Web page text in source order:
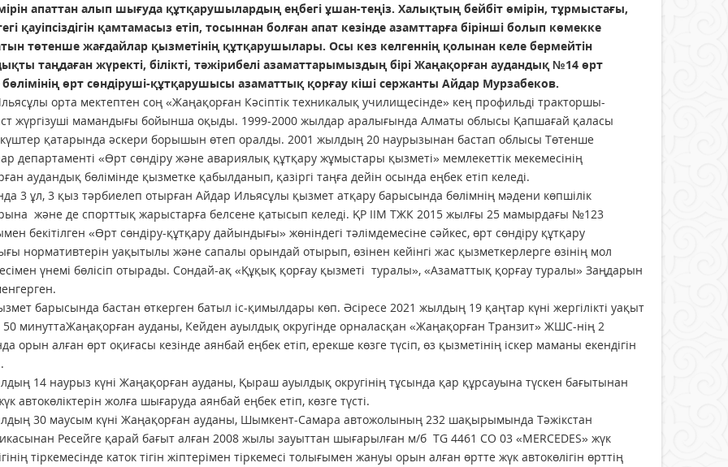
апаттан алып шығуда құтқарушылардың еңбегі ұшан-теңіз. Халықтың бейбіт өмірін, тұрмыстағы,
қауіпсіздігін қамтамасыз етіп, тосыннан болған апат кезінде азамттарға бірінші болып көмекке
төтенше жағдайлар қызметінің құтқарушылары. Осы кез келгеннің қолынан келе бермейтін
таңдаған жүректі, білікті, тәжірибелі азаматтарымыздың бірі Жаңақорған аудандық №14 өрт
бөлімінің өрт сөндіруші-құтқарушысы азаматтық қорғау кіші сержанты Айдар Мурзабеков.
орта мектептен соң «Жаңақорған Кәсіптік техникалық училищесінде» кең профильді тракторшы-
жүргізуші мамандығы бойынша оқыды. 1999-2000 жылдар аралығында Алматы облысы Қапшағай қаласы
қатарында әскери борышын өтеп оралды. 2001 жылдың 20 наурызынан бастап облысы Төтенше
департаменті «Өрт сөндіру және авариялық құтқару жұмыстары қызметі» мемлекеттік мекемесінің
аудандық бөлімінде қызметке қабылданып, қазіргі таңға дейін осында еңбек етіп келеді.
3 ұл, 3 қыз тәрбиелеп отырған Айдар Ильясұлы қызмет атқару барысында бөлімнің мәдени көпшілік
және де спорттық жарыстарға белсене қатысып келеді. ҚР ІІМ ТЖК 2015 жылғы 25 мамырдағы №123
бекітілген «Өрт сөндіру-құтқару дайындығы» жөніндегі тәлімдемесіне сәйкес, өрт сөндіру құтқару
нормативтерін уақытылы және сапалы орындай отырып, өзінен кейінгі жас қызметкерлерге өзінің мол
үнемі бөлісіп отырады. Сондай-ақ «Құқық қорғау қызметі туралы», «Азаматтық қорғау туралы» Заңдарын
барысында бастан өткерген батыл іс-қимылдары көп. Әсіресе 2021 жылдың 19 қаңтар күні жергілікті уақыт
50 минуттаЖаңақорған ауданы, Кейден ауылдық округінде орналасқан «Жаңақорған Транзит» ЖШС-нің 2
орын алған өрт оқиғасы кезінде аянбай еңбек етіп, ерекше көзге түсіп, өз қызметінің іскер маманы екендігін
14 наурыз күні Жаңақорған ауданы, Қыраш ауылдық округінің тұсында қар құрсауына түскен бағытынан
автокөліктерін жолға шығаруда аянбай еңбек етіп, көзге түсті.
30 маусым күні Жаңақорған ауданы, Шымкент-Самара автожолының 232 шақырымында Тәжікстан
Ресейге қарай бағыт алған 2008 жылы зауыттан шығарылған м/б ТG 4461 СО 03 «MERCEDES» жүк
тіркемесінде каток тігін жіптерімен тіркемесі толығымен жануы орын алған өртте жүк автокөлігін өрттің